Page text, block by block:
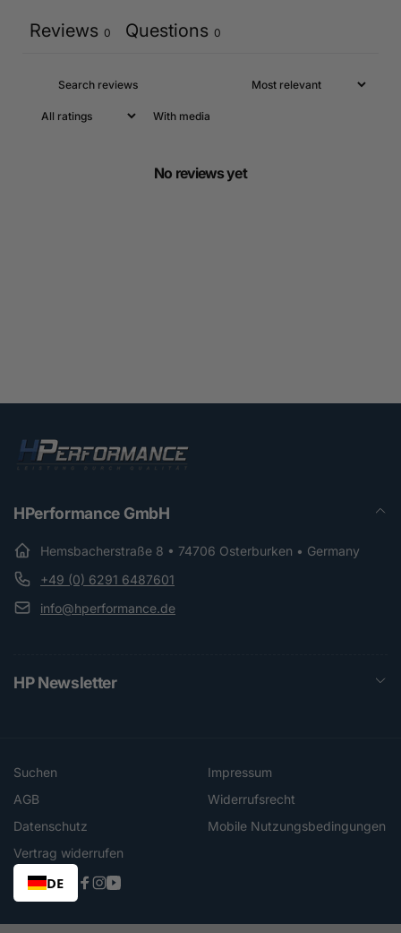
Reviews 0 Questions 0
With media
No reviews yet
HPerformance GmbH
Hemsbacherstraße 8 • 74706 Osterburken • Germany
+49 (0) 6291 6487601
info@hperformance.de
HP Newsletter
Suchen
Impressum
AGB
Widerrufsrecht
Datenschutz
Mobile Nutzungsbedingungen
Vertrag widerrufen
DE
Facebook
Instagram
YouTube